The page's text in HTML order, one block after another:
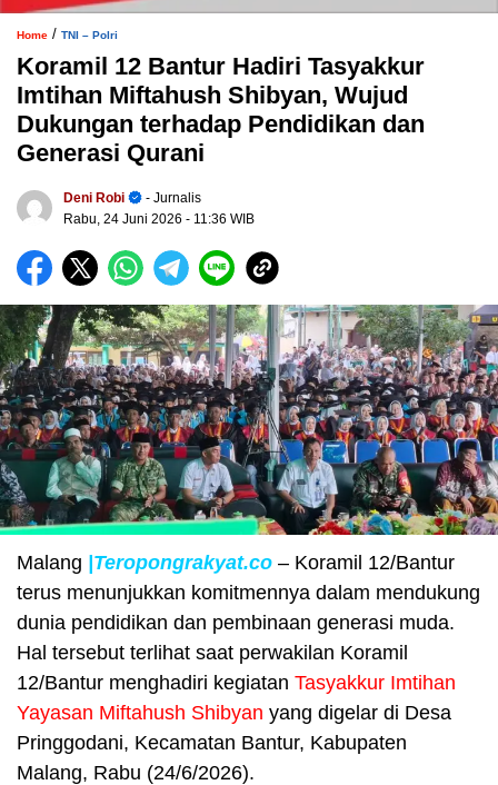
Home / TNI – Polri
Koramil 12 Bantur Hadiri Tasyakkur
Imtihan Miftahush Shibyan, Wujud
Dukungan terhadap Pendidikan dan
Generasi Qurani
Deni Robi
- Jurnalis
Rabu, 24 Juni 2026 - 11:36 WIB
Malang |Teropongrakyat.co – Koramil 12/Bantur
terus menunjukkan komitmennya dalam mendukung
dunia pendidikan dan pembinaan generasi muda.
Hal tersebut terlihat saat perwakilan Koramil
12/Bantur menghadiri kegiatan Tasyakkur Imtihan
Yayasan Miftahush Shibyan yang digelar di Desa
Pringgodani, Kecamatan Bantur, Kabupaten
Malang, Rabu (24/6/2026).